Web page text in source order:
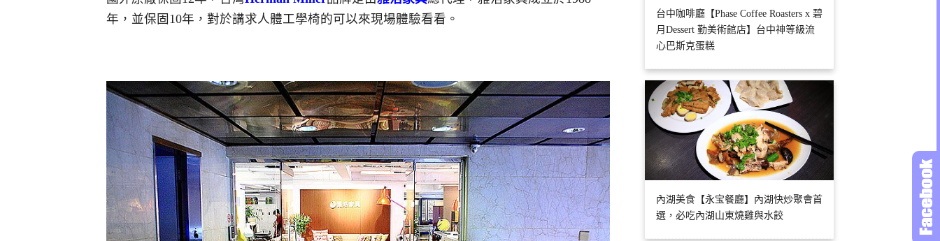
年，並保固10年，對於講求人體工學椅的可以來現場體驗看看。
台中咖啡廳【Phase Coffee Roasters x 碧
月Dessert 勤美術館店】台中神等級流
心巴斯克蛋糕
內湖美食【永宝餐廳】內湖快炒聚會首
選，必吃內湖山東燒雞與水餃